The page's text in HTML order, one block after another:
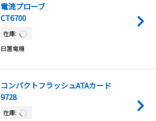
電流プローブ
CT6700
在庫:
日置電機
コンパクトフラッシュATAカード
9728
在庫: